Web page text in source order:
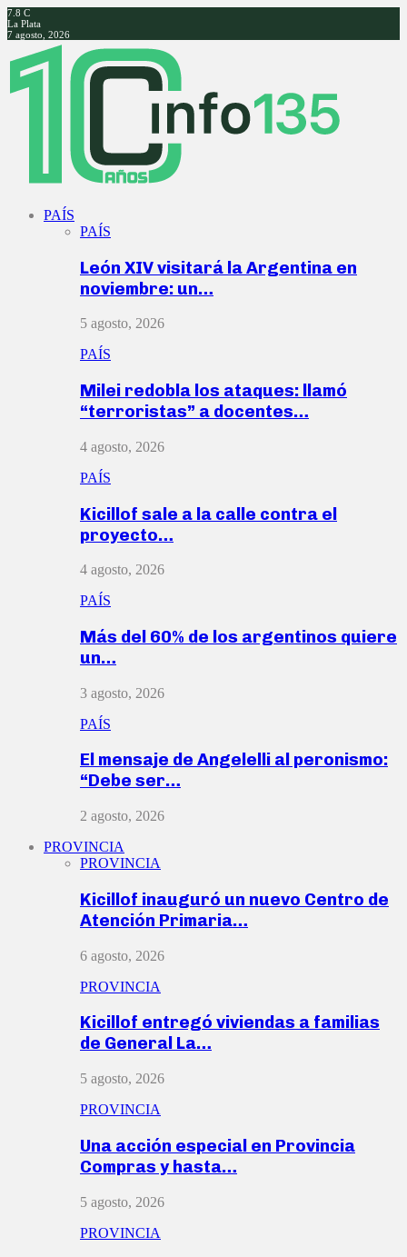
7.8 C
La Plata
7 agosto, 2026
Facebook
Twitter
Instagram
Youtube
PAÍS
PAÍS
León XIV visitará la Argentina en
noviembre: un…
5 agosto, 2026
PAÍS
Milei redobla los ataques: llamó
“terroristas” a docentes…
4 agosto, 2026
PAÍS
Kicillof sale a la calle contra el
proyecto…
4 agosto, 2026
PAÍS
Más del 60% de los argentinos quiere
un…
3 agosto, 2026
PAÍS
El mensaje de Angelelli al peronismo:
“Debe ser…
2 agosto, 2026
PROVINCIA
PROVINCIA
Kicillof inauguró un nuevo Centro de
Atención Primaria…
6 agosto, 2026
PROVINCIA
Kicillof entregó viviendas a familias
de General La…
5 agosto, 2026
PROVINCIA
Una acción especial en Provincia
Compras y hasta…
5 agosto, 2026
PROVINCIA